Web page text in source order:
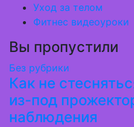
Уход за телом
Фитнес видеоуроки
Вы пропустили
Без рубрики
Как не
из-под
наблюдения